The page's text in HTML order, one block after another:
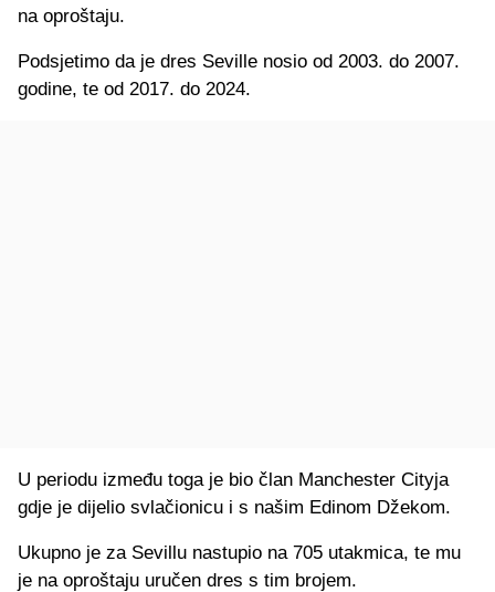
na oproštaju.
Podsjetimo da je dres Seville nosio od 2003. do 2007.
godine, te od 2017. do 2024.
U periodu između toga je bio član Manchester Cityja
gdje je dijelio svlačionicu i s našim Edinom Džekom.
Ukupno je za Sevillu nastupio na 705 utakmica, te mu
je na oproštaju uručen dres s tim brojem.